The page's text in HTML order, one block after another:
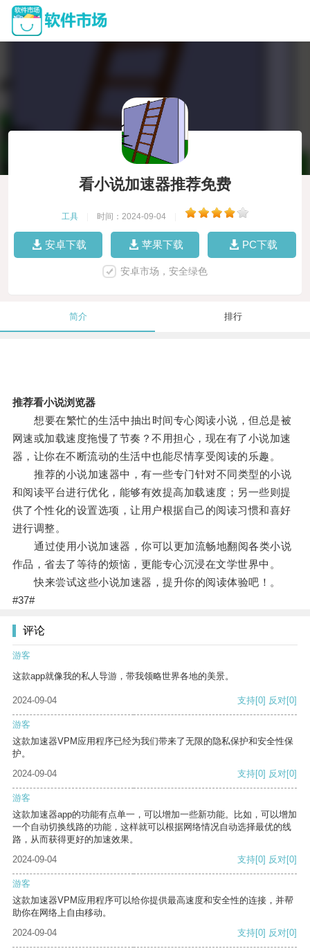
看小说加速器推荐免费
工具 时间：2024-09-04
安卓下载 苹果下载 PC下载
安卓市场，安全绿色
简介 排行
推荐看小说浏览器
想要在繁忙的生活中抽出时间专心阅读小说，但总是被
网速或加载速度拖慢了节奏？不用担心，现在有了小说加速
器，让你在不断流动的生活中也能尽情享受阅读的乐趣。
推荐的小说加速器中，有一些专门针对不同类型的小说
和阅读平台进行优化，能够有效提高加载速度；另一些则提
供了个性化的设置选项，让用户根据自己的阅读习惯和喜好
进行调整。
通过使用小说加速器，你可以更加流畅地翻阅各类小说
作品，省去了等待的烦恼，更能专心沉浸在文学世界中。
快来尝试这些小说加速器，提升你的阅读体验吧！。
#37#
评论
游客
这款app就像我的私人导游，带我领略世界各地的美景。
2024-09-04 支持[0] 反对[0]
游客
这款加速器VPM应用程序已经为我们带来了无限的隐私保护和安全性保
护。
2024-09-04
支持[0] 反对[0]
游客
这款加速器app的功能有点单一，可以增加一些新功能。比如，可以增加
一个自动切换线路的功能，这样就可以根据网络情况自动选择最优的线
路，从而获得更好的加速效果。
2024-09-04
支持[0] 反对[0]
游客
这款加速器VPM应用程序可以给你提供最高速度和安全性的连接，并帮
助你在网络上自由移动。
2024-09-04
支持[0] 反对[0]